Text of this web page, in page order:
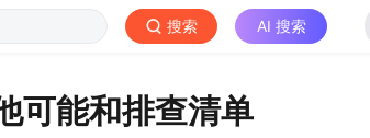
搜索 AI 搜索
可能和排查清单